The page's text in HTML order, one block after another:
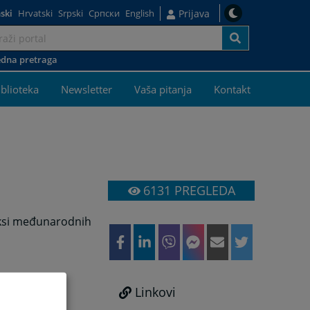
Hrvatski Srpski Српски English Prijava
pretraga
Newsletter Vaša pitanja Kontakt
međunarodnih
6131 PREGLEDA
Linkovi